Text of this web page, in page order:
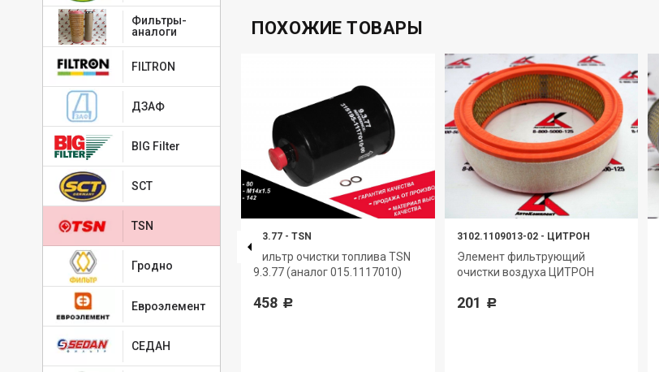
Фильтры-
аналоги
FILTRON
ДЗАФ
BIG Filter
SCT
TSN
Гродно
Евроэлемент
СЕДАН
ПОХОЖИЕ ТОВАРЫ
3.3.1
Амортизатор под кабину TSN
863 Р
9.3.77 - TSN
Фильтр очистки топлива TSN
9.3.77 (аналог 015.1117010)
458 Р
3102.1109013-02 - ЦИТРОН
Элемент фильтрующий
очистки воздуха ЦИТРОН
201 Р